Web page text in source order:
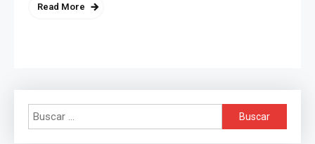
Read More
Buscar: